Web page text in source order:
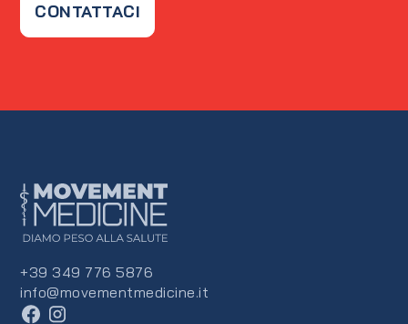
CONTATTACI
+39 349 776 5876
info@movementmedicine.it